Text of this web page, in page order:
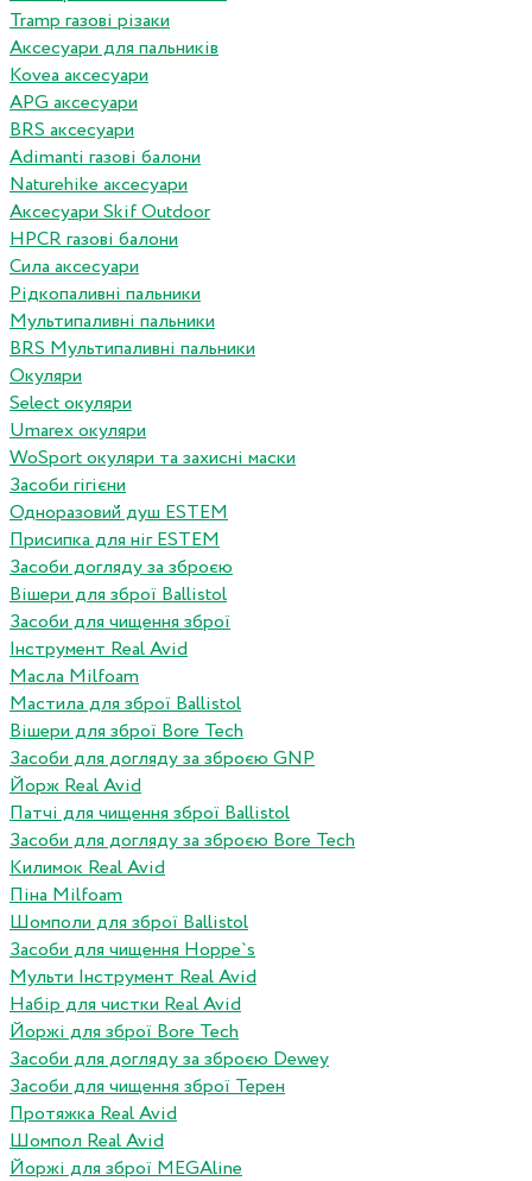
Tramp газові різаки
Аксесуари для пальників
Kovea аксесуари
APG аксесуари
BRS аксесуари
Adimanti газові балони
Naturehike аксесуари
Аксесуари Skif Outdoor
HPCR газові балони
Сила аксесуари
Рідкопаливні пальники
Мультипаливні пальники
BRS Мультипаливні пальники
Окуляри
Select окуляри
Umarex окуляри
WoSport окуляри та захисні маски
Засоби гігієни
Одноразовий душ ESTEM
Присипка для ніг ESTEM
Засоби догляду за зброєю
Вішери для зброї Ballistol
Засоби для чищення зброї
Інструмент Real Avid
Масла Milfoam
Мастила для зброї Ballistol
Вішери для зброї Bore Tech
Засоби для догляду за зброєю GNP
Йорж Real Avid
Патчі для чищення зброї Ballistol
Засоби для догляду за зброєю Bore Tech
Килимок Real Avid
Піна Milfoam
Шомполи для зброї Ballistol
Засоби для чищення Hoppe`s
Мульти Інструмент Real Avid
Набір для чистки Real Avid
Йоржі для зброї Bore Tech
Засоби для догляду за зброєю Dewey
Засоби для чищення зброї Терен
Протяжка Real Avid
Шомпол Real Avid
Йоржі для зброї MEGAline